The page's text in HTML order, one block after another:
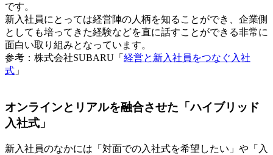
です。
新入社員にとっては経営陣の人柄を知ることができ、企業側
としても培ってきた経験などを直に話すことができる非常に
面白い取り組みとなっています。
参考：株式会社SUBARU「 経営と新入社員をつなぐ入社
式 」
オンラインとリアルを融合させた「ハイブリッド
入社式」
新入社員のなかには「対面での入社式を希望したい」や「入